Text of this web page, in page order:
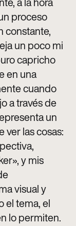
proceso
constante,
un poco mi
capricho
en una
cuando
a través de
un
ver las cosas:
y mis
visual y
el tema, el
lo permiten.